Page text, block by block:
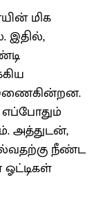
மிக
இணைகின்றன.
அத்துடன்,
நீண்ட